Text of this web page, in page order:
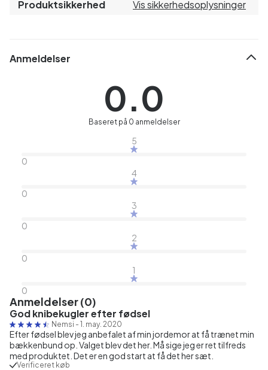
Produktsikkerhed Vis sikkerhedsoplysninger
Anmeldelser
0.0
Baseret på 0 anmeldelser
5
0
4
0
3
0
2
0
1
0
Anmeldelser (0)
God knibekugler efter fødsel
Nemsi - 1. may. 2020
Efter fødsel blev jeg anbefalet af min jordemor at få trænet min
bækkenbund op. Valget blev det her. Må sige jeg er ret tilfreds
med produktet. Det er en god start at få det her sæt.
Verificeret køb